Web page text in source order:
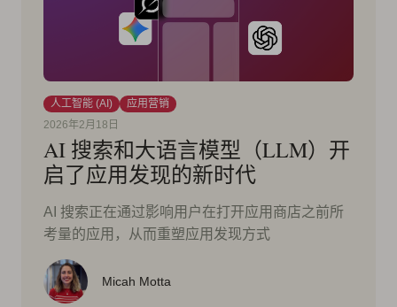
人工智能 (AI)
应用营销
2026年2月18日
AI 搜索和大语言模型（LLM）开
启了应用发现的新时代
AI 搜索正在通过影响用户在打开应用商店之前所
考量的应用，从而重塑应用发现方式
Micah Motta